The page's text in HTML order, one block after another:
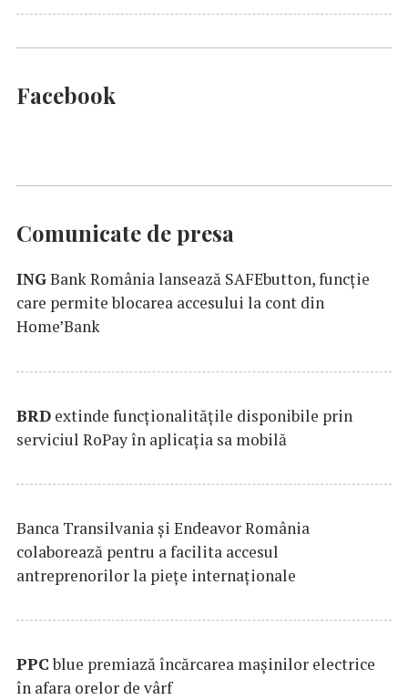
Facebook
Comunicate de presa
INGBank România lansează SAFEbutton, funcţie
care permite blocarea accesului la cont din
Home’Bank
BRD extinde funcţionalităţile disponibile prin
serviciul RoPay în aplicaţia sa mobilă
Banca Transilvania şi Endeavor România
colaborează pentru a facilita accesul
antreprenorilor la pieţe internaţionale
PPCblue premiază încărcarea maşinilor electrice
în afara orelor de vârf